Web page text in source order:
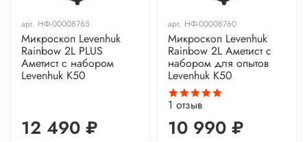
арт. НФ-00008765
Микроскоп Levenhuk
Rainbow 2L PLUS
Аметист с набором
Levenhuk K50
12 490 ₽
арт. НФ-00008760
Микроскоп Levenhuk
Rainbow 2L Аметист с
набором для опытов
Levenhuk K50
1 отзыв
10 990 ₽